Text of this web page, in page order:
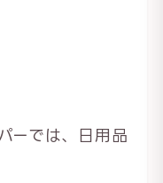
ーでは、日用品